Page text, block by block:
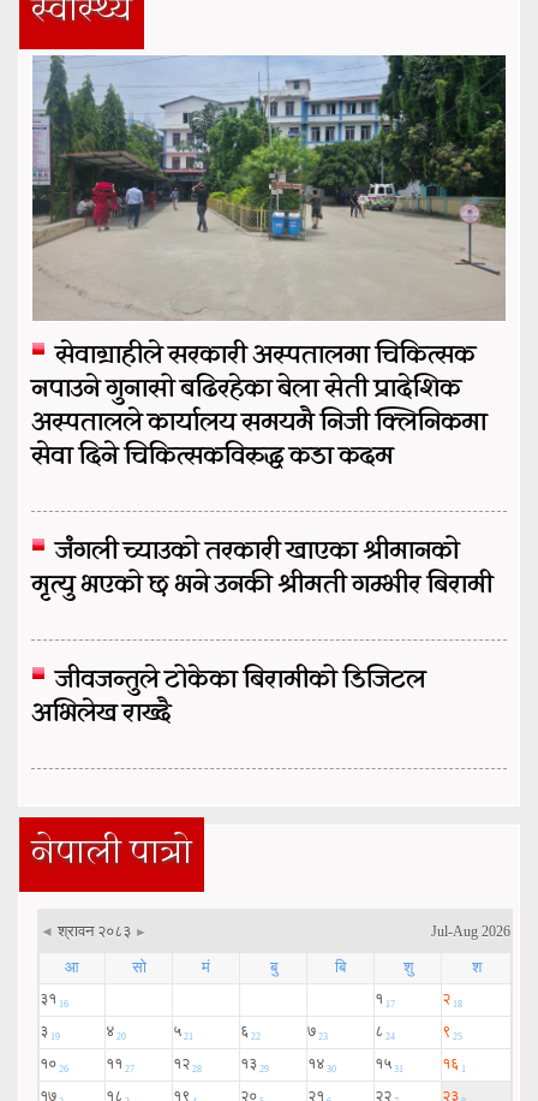
स्वास्थ्य
सेवाग्राहीले सरकारी अस्पतालमा चिकित्सक
नपाउने गुनासो बढिरहेका बेला सेती प्रादेशिक
अस्पतालले कार्यालय समयमै निजी क्लिनिकमा
सेवा दिने चिकित्सकविरुद्ध कडा कदम
जंगली च्याउको तरकारी खाएका श्रीमानको
मृत्यु भएको छ भने उनकी श्रीमती गम्भीर बिरामी
जीवजन्तुले टोकेका बिरामीको डिजिटल
अभिलेख राख्दै
नेपाली पात्रो